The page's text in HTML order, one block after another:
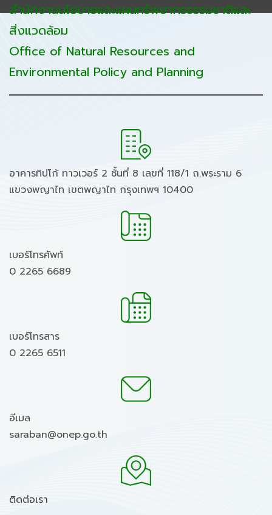
สำนักงานนโยบายและแผนทรัพยากรธรรมชาติและ
สิ่งแวดล้อม
Office of Natural Resources and
Environmental Policy and Planning
อาคารทิปโก้ ทาวเวอร์ 2 ชั้นที่ 8 เลขที่ 118/1 ถ.พระราม 6
แขวงพญาไท เขตพญาไท กรุงเทพฯ 10400
เบอร์โทรศัพท์
0 2265 6689
เบอร์โทรสาร
0 2265 6511
อีเมล
saraban@onep.go.th
ติดต่อเรา